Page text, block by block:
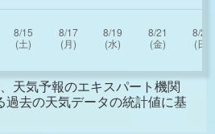
天気予報のエキスパート機関
過去の天気データの統計値に基